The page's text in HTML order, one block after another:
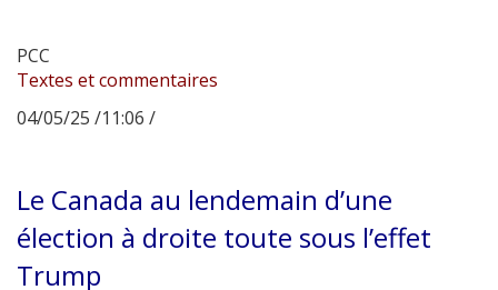
PCC
Textes et commentaires
04/05/25 /11:06 /
Le Canada au lendemain d’une
élection à droite toute sous l’effet
Trump